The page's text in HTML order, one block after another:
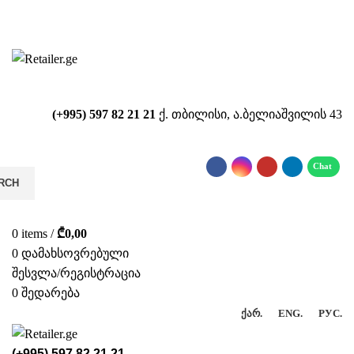
(+995) 597 82 21 21 ქ. თბილისი, ა.ბელიაშვილის 43
0 items / ₾0,00
0 დამახსოვრებული
შესვლა/რეგისტრაცია
0 შედარება
ᲥᲐᲠ. ENG. РУС.